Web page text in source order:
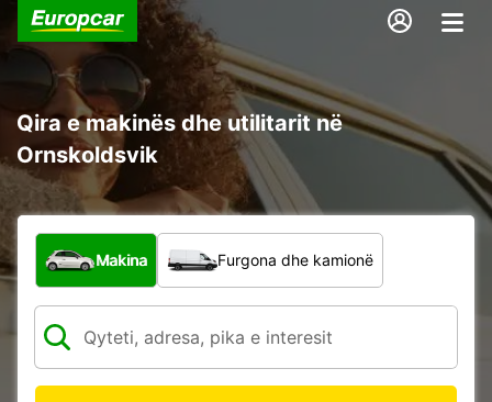
Qira e makinës dhe utilitarit në
Ornskoldsvik
Çfarë lloj automjeti?
Makina Furgona dhe kamionë